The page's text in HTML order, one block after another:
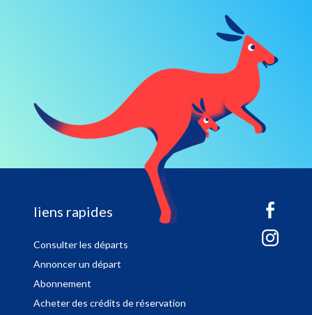
sitemap
liens rapides
Consulter les départs
Annoncer un départ
Abonnement
Acheter des crédits de réservation